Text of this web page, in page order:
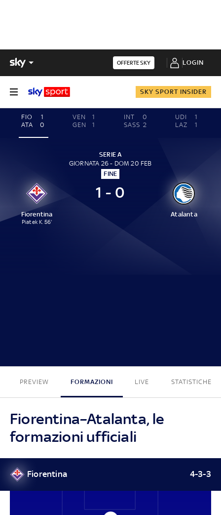
OFFERTE SKY LOGIN
SKY SPORT INSIDER
FIO
1
ATA
0
VEN
1
GEN
1
INT
0
SASS 2
UDI
1
LAZ
1
SERIE A
GIORNATA 26 - DOM 20 FEB
FINE
Fiorentina
Piatek K. 56'
1 - 0
Atalanta
PREVIEW FORMAZIONI LIVE STATISTICHE
Fiorentina–Atalanta, le
formazioni ufficiali
Fiorentina 4-3-3